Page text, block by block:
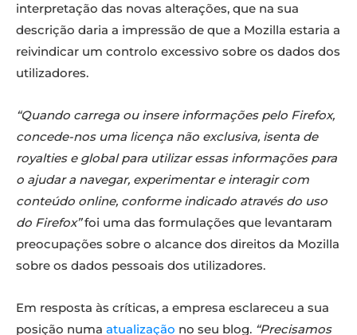
interpretação das novas alterações, que na sua
descrição daria a impressão de que a Mozilla estaria a
reivindicar um controlo excessivo sobre os dados dos
utilizadores.
“Quando carrega ou insere informações pelo Firefox,
concede-nos uma licença não exclusiva, isenta de
royalties e global para utilizar essas informações para
o ajudar a navegar, experimentar e interagir com
conteúdo online, conforme indicado através do uso
do Firefox”foi uma das formulações que levantaram
preocupações sobre o alcance dos direitos da Mozilla
sobre os dados pessoais dos utilizadores.
Em resposta às críticas, a empresa esclareceu a sua
posição numa atualização no seu blog. “Precisamos